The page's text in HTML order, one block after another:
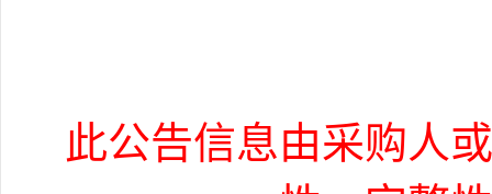
此公告信息由采购人